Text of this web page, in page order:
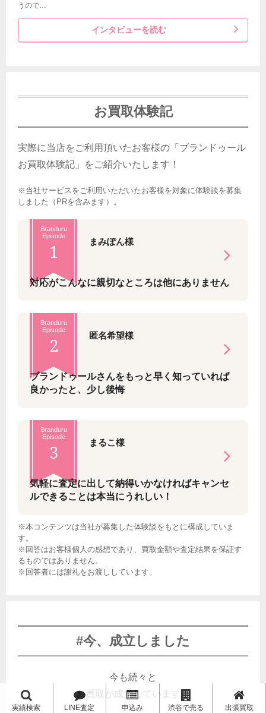
うので…
インタビューを読む
お買取体験記
実際に当店をご利用頂いたお客様の「ブランドゥール
お買取体験記」をご紹介いたします！
※当社サービスをご利用いただいたお客様を対象に体験談を募集
しました（PRを含みます）。
Branduru
Episode
1 まみぽん様
対応がこんなに親切なところは他にありません
Branduru
Episode
2 匿名希望様
ブランドゥールさんをもっと早く知っていれば
良かったと、少し後悔
Branduru
Episode
3 まるこ様
気軽に査定に出して納得いかなければキャンセ
ルできることは本当にうれしい！
※本コンテンツは当社が募集した体験談をもとに構成していま
す。
※回答はお客様個人の感想であり、買取金額や査定結果を保証す
るものではありません。
※回答者には謝礼をお渡ししています。
#今、成立しました
今も続々と
お買取が成立しています。
実績検索 LINE査定 申込み 渋谷で売る 出張買取